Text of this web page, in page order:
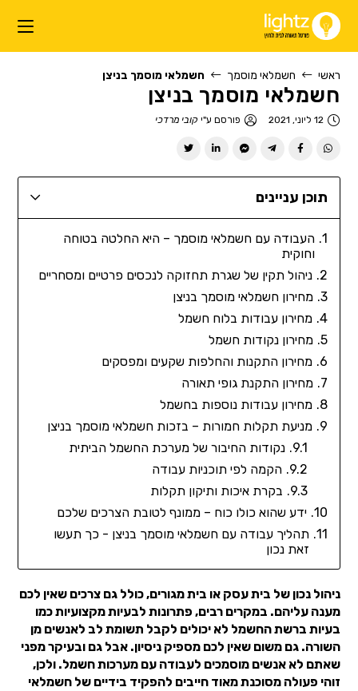
ראשי חשמלאי מוסמך חשמלאי מוסמך בניצן
חשמלאי מוסמך בניצן
12 ליוני, 2021 פורסם ע"י קובי מרדכי
תוכן עניינים
העבודה עם חשמלאי מוסמך – היא החלטה בטוחה
וחוקית
ניהול תקין של שגרת תחזוקה לנכסים פרטיים ומסחריים
מחירון חשמלאי מוסמך בניצן
מחירון עבודות בלוח חשמל
מחירון נקודות חשמל
מחירון התקנות והחלפות שקעים ומפסקים
מחירון התקנת גופי תאורה
מחירון עבודות נוספות בחשמל
מניעת תקלות חמורות – בזכות חשמלאי מוסמך בניצן
נקודות החיבור של מערכת החשמל הביתית
הקמה לפי תוכניות עבודה
בקרת איכות ותיקון תקלות
ידע שהוא כולו כוח – ממונף לטובת הצרכים שלכם
תהליך עבודה עם חשמלאי מוסמך בניצן - כך תעשו
זאת נכון
ניהול נכון של בית עסק או בית מגורים, כולל גם צרכים שאין לכם
מענה עליהם. במקרים רבים, פתרונות לבעיות מקצועיות כמו
בעיות ברשת החשמל לא יכולים לקבל תשומת לב לאנשים מן
השורה. גם משום שאין לכם מספיק ניסיון. אבל גם ובעיקר מפני
שאתם לא אנשים מוסמכים לעבודה עם מערכות חשמל. ולכן,
זוהי פעולה מסוכנת מאוד חייבים להפקיד בידיים של חשמלאי